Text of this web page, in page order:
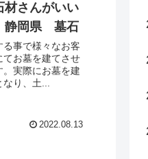
材さんがいい
静岡県 墓石
事で様々なお客
てお墓を建てさせ
実際にお墓を建
り、土...
2022.08.13